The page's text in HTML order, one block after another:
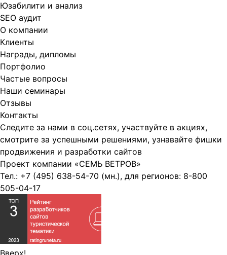
Юзабилити и анализ
SEO аудит
О компании
Клиенты
Награды, дипломы
Портфолио
Частые вопросы
Наши семинары
Отзывы
Контакты
Следите за нами в соц.сетях, участвуйте в акциях,
смотрите за успешными решениями, узнавайте фишки
продвижения и разработки сайтов
Проект компании «СЕМЬ ВЕТРОВ»
Тел.: +7 (495) 638-54-70 (мн.), для регионов: 8-800
505-04-17